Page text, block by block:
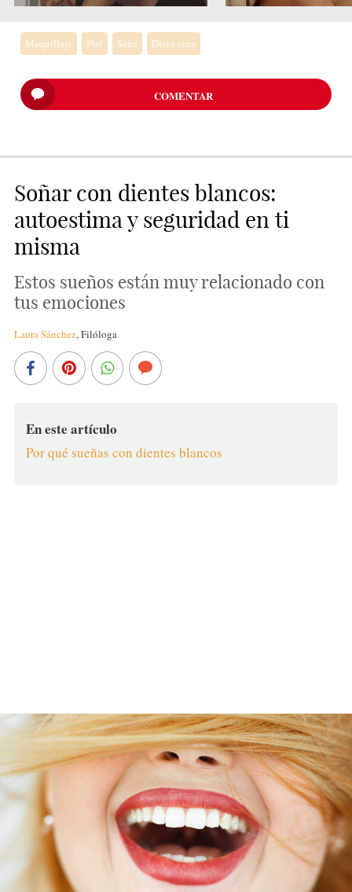
Maquillaje Piel Sana Dieta sana
COMENTAR
Soñar con dientes blancos:
autoestima y seguridad en ti
misma
Estos sueños están muy relacionado con
tus emociones
Laura Sánchez,Filóloga
En este artículo
Por qué sueñas con dientes blancos